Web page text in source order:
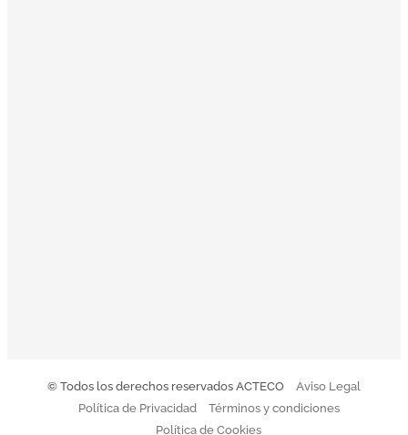
© Todos los derechos reservados ACTECO
Aviso Legal
Política de Privacidad
Términos y condiciones
Política de Cookies